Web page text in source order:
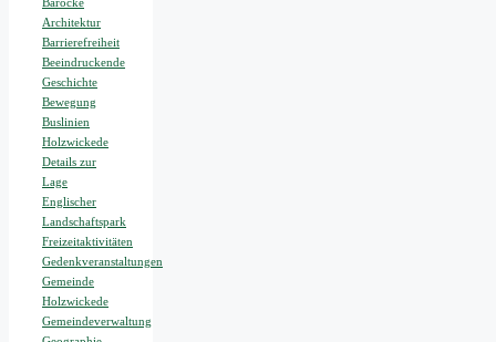
Barocke
Architektur
Barrierefreiheit
Beeindruckende
Geschichte
Bewegung
Buslinien
Holzwickede
Details zur
Lage
Englischer
Landschaftspark
Freizeitaktivitäten
Gedenkveranstaltungen
Gemeinde
Holzwickede
Gemeindeverwaltung